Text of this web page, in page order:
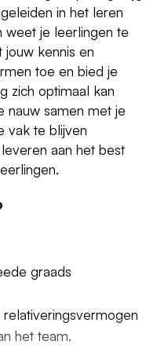
in het leren
weet je leerlingen te
kennis en
toe en bied je
zich optimaal kan
nauw samen met je
vak te blijven
aan het best
graads
het team.